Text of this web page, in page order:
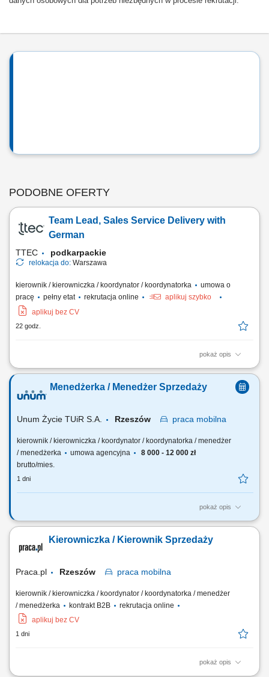
PODOBNE OFERTY
Team Lead, Sales Service Delivery with
German
TTEC podkarpackie
relokacja do: Warszawa
kierownik / kierowniczka / koordynator / koordynatorka
umowa o
pracę
pełny etat rekrutacja online
aplikuj szybko
aplikuj bez CV
22 godz.
pokaż opis
Opis stanowiska: Wspieranie i motywowanie zespołu w osiąganiu
problemów i eskalacji klientów; Zapewnianie wysokiej jakości obsługi
klienta podczas każdej rozmowy; Pełnienie roli menedżera pierwszej
Menedżerka / Menedżer Sprzedaży
Unum Życie TUiR S.A. Rzeszów praca mobilna
kierownik / kierowniczka / koordynator / koordynatorka / menedżer
/ menedżerka
umowa agencyjna
8 000 - 12 000 zł
brutto/mies.
1 dni
pokaż opis
Twoja rola: budujesz i rozwijasz zespół sprzedażowy – rekrutujesz,
z jego potencjałem, odpowiadasz za wyniki i sposób ich osiągania,
rozwijasz zespół w oparciu o wzajemne zaufanie i partnerską
Kierowniczka / Kierownik Sprzedaży
Praca.pl Rzeszów praca mobilna
kierownik / kierowniczka / koordynator / koordynatorka / menedżer
/ menedżerka
kontrakt B2B
rekrutacja online
aplikuj bez CV
1 dni
pokaż opis
Zadania: Budowanie i rozwój zespołu sprzedażowego: rekrutacja,